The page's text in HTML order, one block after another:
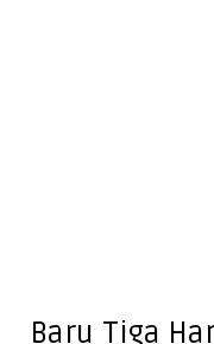
Baru Tiga